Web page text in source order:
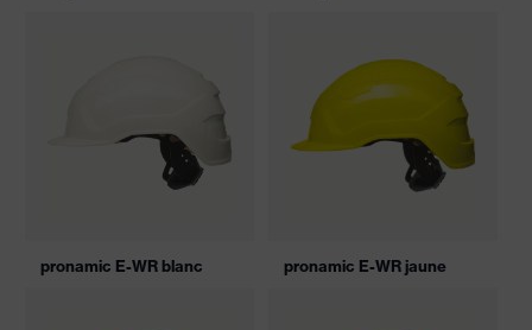
pronamic E-WR blanc pronamic E-WR jaune